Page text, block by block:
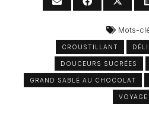
Mots-
CROUSTILLANT
DOUCEURS SUCRÉES
GRAND SABLÉ AU CHOCOLAT
VOYAGE